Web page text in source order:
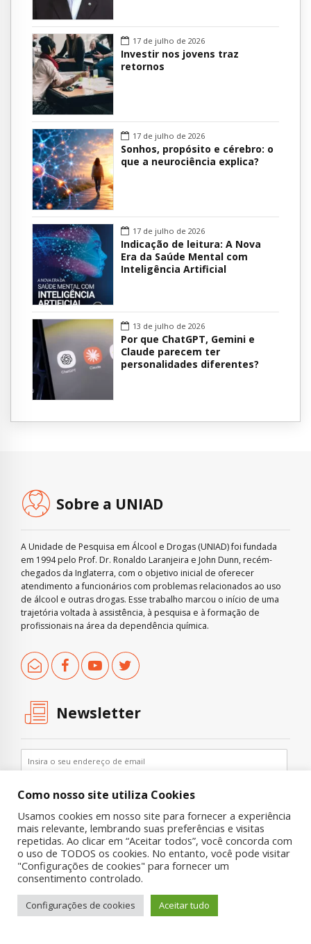
17 de julho de 2026
Investir nos jovens traz
retornos
17 de julho de 2026
Sonhos, propósito e cérebro: o
que a neurociência explica?
17 de julho de 2026
Indicação de leitura: A Nova
Era da Saúde Mental com
Inteligência Artificial
13 de julho de 2026
Por que ChatGPT, Gemini e
Claude parecem ter
personalidades diferentes?
Sobre a UNIAD
A Unidade de Pesquisa em Álcool e Drogas (UNIAD) foi fundada
em 1994 pelo Prof. Dr. Ronaldo Laranjeira e John Dunn, recém-
chegados da Inglaterra, com o objetivo inicial de oferecer
atendimento a funcionários com problemas relacionados ao uso
de álcool e outras drogas. Esse trabalho marcou o início de uma
trajetória voltada à assistência, à pesquisa e à formação de
profissionais na área da dependência química.
Newsletter
Copyright © 2019 UNIAD – Unidade de Pesquisa em Álcool e Drogas
Quem Somos Nossa História
Onde Procurar Ajuda?
Contato
Como nosso site utiliza Cookies
Usamos cookies em nosso site para fornecer a experiência
mais relevante, lembrando suas preferências e visitas
repetidas. Ao clicar em “Aceitar todos”, você concorda com
o uso de TODOS os cookies. No entanto, você pode visitar
"Configurações de cookies" para fornecer um
consentimento controlado.
Configurações de cookies Aceitar tudo